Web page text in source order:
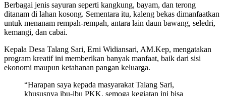
Berbagai jenis sayuran seperti kangkung, bayam, dan terong
ditanam di lahan kosong. Sementara itu, kaleng bekas dimanfaatkan
untuk menanam rempah-rempah, antara lain daun bawang, seledri,
kemangi, dan cabai.
Kepala Desa Talang Sari, Erni Widiansari, AM.Kep, mengatakan
program kreatif ini memberikan banyak manfaat, baik dari sisi
ekonomi maupun ketahanan pangan keluarga.
“Harapan saya kepada masyarakat Talang Sari,
khususnya ibu-ibu PKK, semoga kegiatan ini bisa